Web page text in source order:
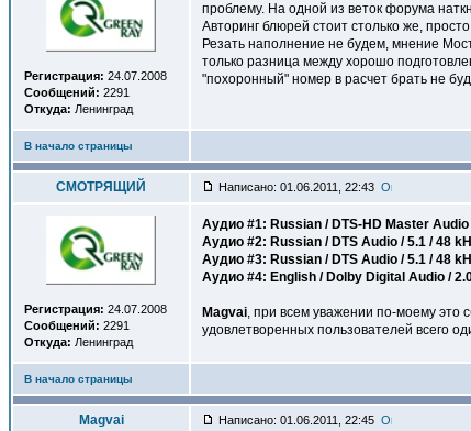
Регистрация: 24.07.2008
Сообщений: 2291
Откуда: Ленинград
проблему. На одной из веток форума
Авторинг блюрей стоит столько же,
Резать наполнение не будем, мнение
только разница между хорошо
"похоронный" номер в расчет брать не
В начало страницы
СМОТРЯЩИЙ Написано: 01.06.2011, 22:43
Регистрация: 24.07.2008
Сообщений: 2291
Откуда: Ленинград
Аудио #1: Russian / DTS-HD Master
Аудио #2: Russian / DTS Audio / 5.1 / 48
Аудио #3: Russian / DTS Audio / 5.1 / 48
Аудио #4: English / Dolby Digital Audio /
Magvai, при всем уважении по-моему это
удовлетворенных пользователей всего
В начало страницы
Magvai Написано: 01.06.2011, 22:45